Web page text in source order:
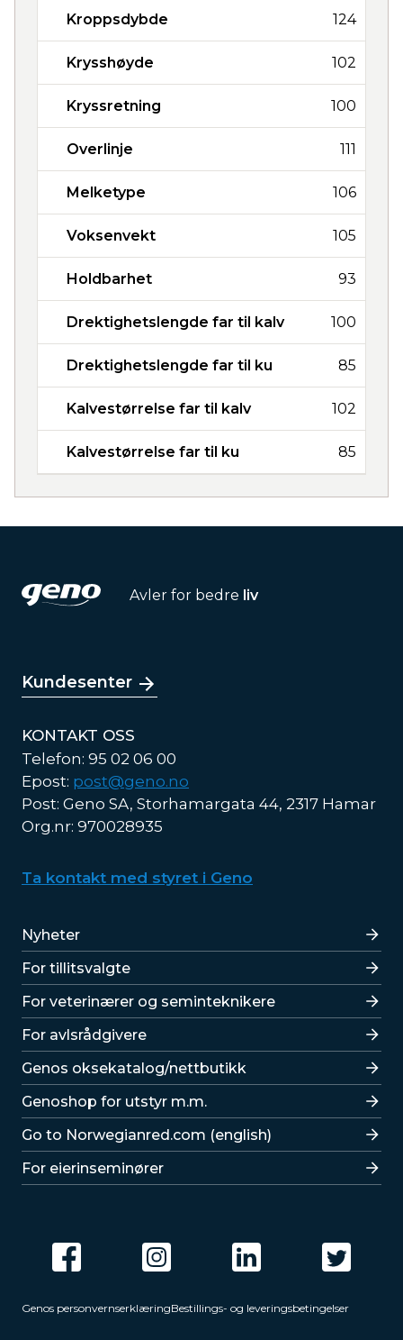
Kroppsdybde 124
Krysshøyde 102
Kryssretning 100
Overlinje 111
Melketype 106
Voksenvekt 105
Holdbarhet 93
Drektighetslengde far til kalv 100
Drektighetslengde far til ku 85
Kalvestørrelse far til kalv 102
Kalvestørrelse far til ku 85
Avler for bedre liv
Kundesenter
KONTAKT OSS
Telefon: 95 02 06 00
Epost: post@geno.no
Post: Geno SA, Storhamargata 44, 2317 Hamar
Org.nr: 970028935
Ta kontakt med styret i Geno
Lenker
Nyheter
For tillitsvalgte
For veterinærer og seminteknikere
For avlsrådgivere
Lenker
Genos oksekatalog/nettbutikk
Genoshop for utstyr m.m.
Go to Norwegianred.com (english)
For eierinseminører
Genos personvernserklæringBestillings- og leveringsbetingelser